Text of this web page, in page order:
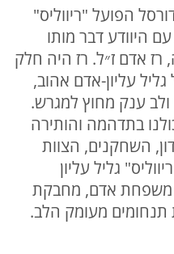
הפועל "ריווליס"
היוודע דבר מותו
אדם ז״ל. רז היה חלק
עליון-אדם אהוב,
ענק מחוץ למגרש.
בתדהמה והותירה
השחקנים, הצוות
גליל עליון
אדם, מחבקת
מעומק הלב.